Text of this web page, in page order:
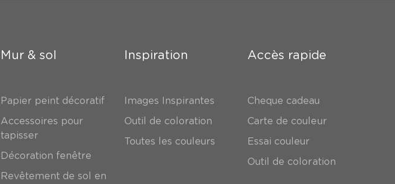
Mur & sol
Papier peint décoratif
Accessoires pour
tapisser
Décoration fenêtre
Revêtement de sol en
Inspiration
Images Inspirantes
Outil de coloration
Toutes les couleurs
Accès rapide
Cheque cadeau
Carte de couleur
Essai couleur
Outil de coloration